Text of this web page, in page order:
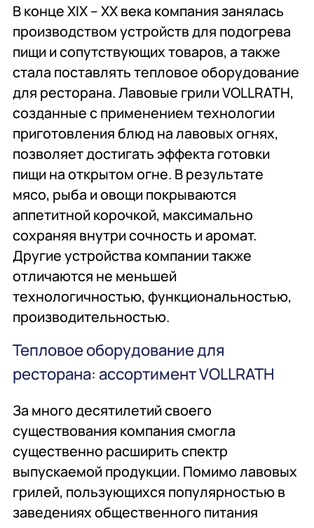
В конце XIX – XX века компания занялась
производством устройств для подогрева
пищи и сопутствующих товаров, а также
стала поставлять тепловое оборудование
для ресторана. Лавовые грили VOLLRATH,
созданные с применением технологии
приготовления блюд на лавовых огнях,
позволяет достигать эффекта готовки
пищи на открытом огне. В результате
мясо, рыба и овощи покрываются
аппетитной корочкой, максимально
сохраняя внутри сочность и аромат.
Другие устройства компании также
отличаются не меньшей
технологичностью, функциональностью,
производительностью.
Тепловое оборудование для
ресторана: ассортимент VOLLRATH
За много десятилетий своего
существования компания смогла
существенно расширить спектр
выпускаемой продукции. Помимо лавовых
грилей, пользующихся популярностью в
заведениях общественного питания